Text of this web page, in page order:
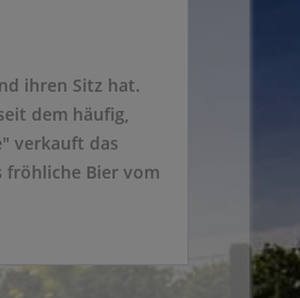
ihren Sitz hat.
dem häufig,
verkauft das
fröhliche Bier vom